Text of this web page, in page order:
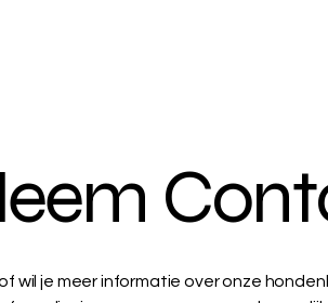
wil je meer informatie over onze